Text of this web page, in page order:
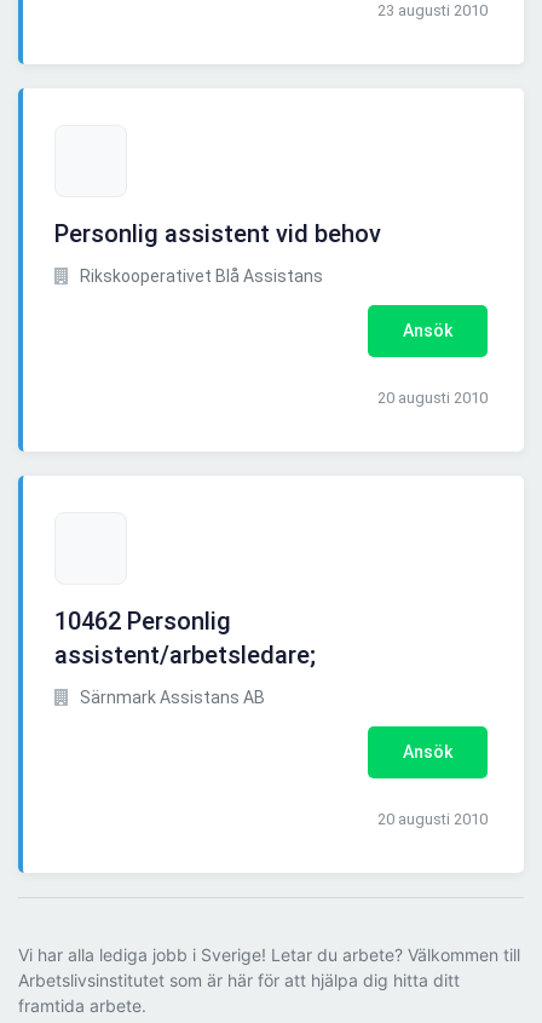
23 augusti 2010
Personlig assistent vid behov
Rikskooperativet Blå Assistans
Ansök
20 augusti 2010
10462 Personlig
assistent/arbetsledare;
Särnmark Assistans AB
Ansök
20 augusti 2010
Vi har alla lediga jobb i Sverige! Letar du arbete? Välkommen till
Arbetslivsinstitutet som är här för att hjälpa dig hitta ditt
framtida arbete.